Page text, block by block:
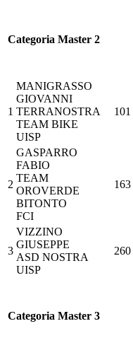
Categoria Master 2
1
MANIGRASSO
GIOVANNI
TERRANOSTRA
TEAM BIKE
UISP
101
2
GASPARRO
FABIO
TEAM
OROVERDE
BITONTO
FCI
163
3
VIZZINO
GIUSEPPE
ASD NOSTRA
UISP
260
Categoria Master 3